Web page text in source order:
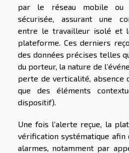
par le réseau mobile ou
sécurisée, assurant une
entre le travailleur isolé et
plateforme. Ces derniers
des données précises telles
du porteur, la nature de
perte de verticalité, absence
que des éléments
dispositif).
Une fois l’alerte reçue, la
vérification systématique afin
alarmes, notamment par